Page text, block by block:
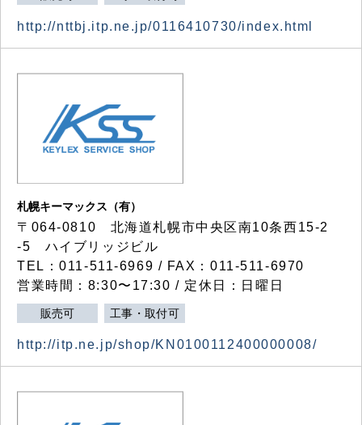
http://nttbj.itp.ne.jp/0116410730/index.html
札幌キーマックス（有）
〒064-0810 北海道札幌市中央区南10条西15-2
-5 ハイブリッジビル
TEL：011-511-6969 / FAX：011-511-6970
営業時間：8:30〜17:30 / 定休日：日曜日
販売可 工事・取付可
http://itp.ne.jp/shop/KN0100112400000008/